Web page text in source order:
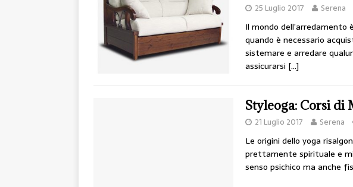
25 Luglio 2017 Serena
Il mondo
quando è necessario
sistemare e arredare
assicurarsi […]
Styleoga: Corsi di
21 Luglio 2017 Serena
Le origini dello yoga
prettamente spirituale e
senso psichico ma anche